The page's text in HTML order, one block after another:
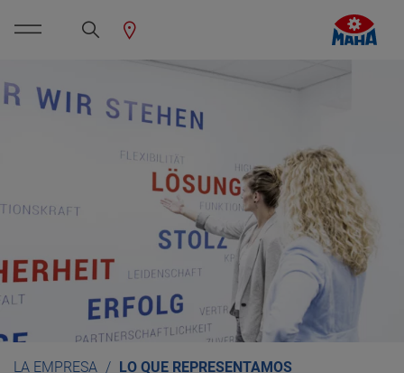
LA EMPRESA LO QUE REPRESENTAMOS